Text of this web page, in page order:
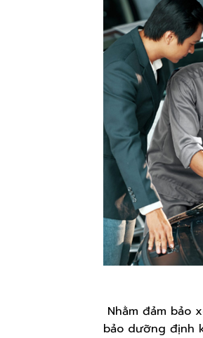
Nhằm đảm bảo
bảo dưỡng định